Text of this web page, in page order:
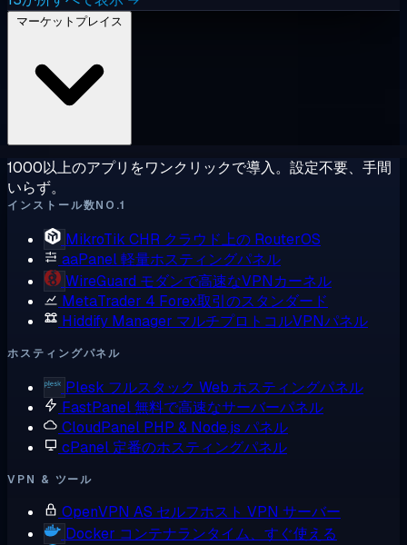
1000以上のアプリをワンクリックで導入。設定不要、手間
いらず。
インストール数NO.1
MikroTik CHR クラウド上の RouterOS
aaPanel軽量ホスティングパネル
WireGuard モダンで高速なVPNカーネル
MetaTrader 4 Forex取引のスタンダード
Hiddify Manager マルチプロトコルVPNパネル
ホスティングパネル
Plesk フルスタック Web ホスティングパネル
FastPanel無料で高速なサーバーパネル
CloudPanel PHP & Node.js パネル
cPanel 定番のホスティングパネル
VPN & ツール
OpenVPN AS セルフホスト VPN サーバー
Docker コンテナランタイム、すぐ使える